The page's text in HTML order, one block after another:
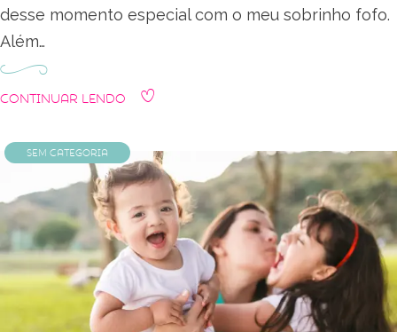
desse momento especial com o meu sobrinho fofo.
Além…
Continuar Lendo
Sem categoria